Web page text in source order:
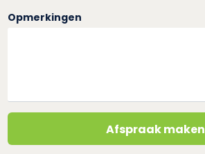
Opmerkingen
Afspraak maken